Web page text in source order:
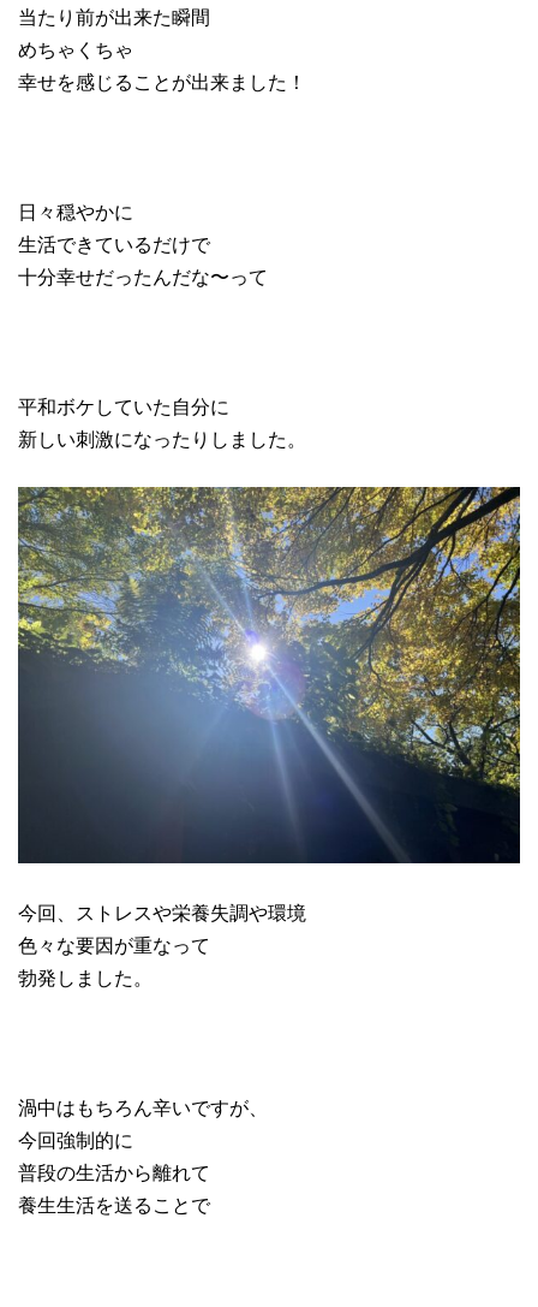
当たり前が出来た瞬間
めちゃくちゃ
幸せを感じることが出来ました！
日々穏やかに
生活できているだけで
十分幸せだったんだな〜って
平和ボケしていた自分に
新しい刺激になったりしました。
今回、ストレスや栄養失調や環境
色々な要因が重なって
勃発しました。
渦中はもちろん辛いですが、
今回強制的に
普段の生活から離れて
養生生活を送ることで